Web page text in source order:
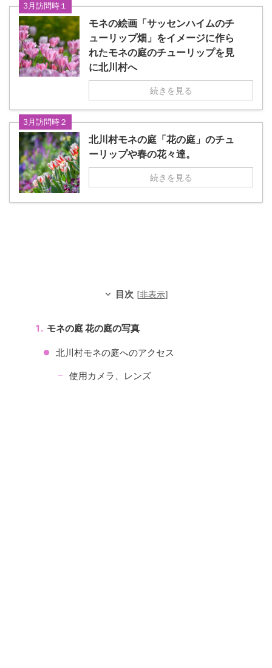
3月訪問時１
モネの絵画「サッセンハイムのチ
ューリップ畑」をイメージに作ら
れたモネの庭のチューリップを見
に北川村へ
続きを見る
3月訪問時２
北川村モネの庭「花の庭」のチュ
ーリップや春の花々達。
続きを見る
目次 [非表示]
モネの庭 花の庭の写真
北川村モネの庭へのアクセス
使用カメラ、レンズ